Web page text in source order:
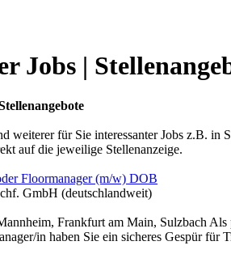
Jobs |
für Sie interessanter Jobs z.B. in
auf die jeweilige Stellenanzeige.
Floormanager (m/w) DOB
GmbH (deutschlandweit)
Frankfurt am Main, Sulzbach Als
in haben Sie ein sicheres Gespür für